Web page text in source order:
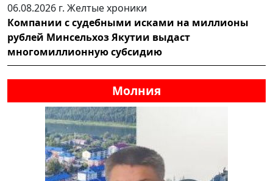
06.08.2026 г. Желтые хроники
Компании с судебными исками на миллионы
рублей Минсельхоз Якутии выдаст
многомиллионную субсидию
Молния